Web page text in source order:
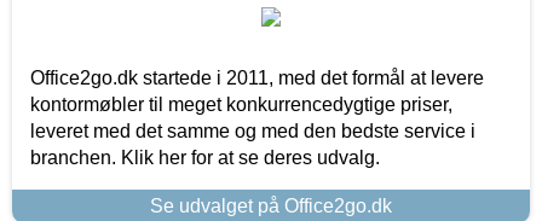
Office2go.dk startede i 2011, med det formål at levere
kontormøbler til meget konkurrencedygtige priser,
leveret med det samme og med den bedste service i
branchen. Klik her for at se deres udvalg.
Se udvalget på Office2go.dk